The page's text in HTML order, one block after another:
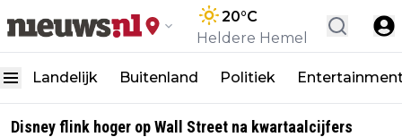
20°C
Heldere Hemel
Landelijk Buitenland Politiek
Disney flink hoger op Wall Street na kwartaalcijfers